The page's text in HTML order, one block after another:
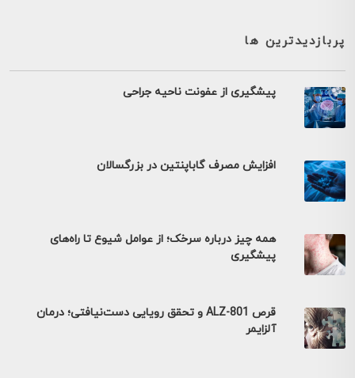
پربازدیدترین ها
پیشگیری از عفونت ناحیه جراحی
افزایش مصرف گاباپنتین در بزرگسالان
همه چیز درباره سرخک؛ از عوامل شیوع تا راه‌های
پیشگیری
قرص ALZ-801 و تحقق رویایی دست‌نیافتی؛ درمان
آلزایمر